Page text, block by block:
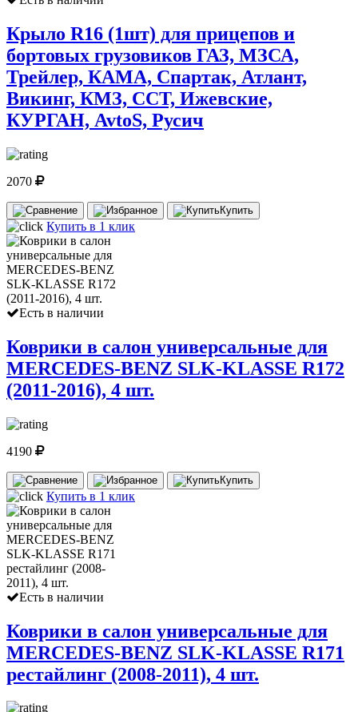
Крыло R16 (1шт) для прицепов и
бортовых грузовиков ГАЗ, МЗСА,
Трейлер, КАМА, Спартак, Атлант,
Викинг, КМЗ, ССТ, Ижевские,
КУРГАН, AvtoS, Русич
2070
Купить
Купить в 1 клик
Есть в наличии
Коврики в салон универсальные для
MERCEDES-BENZ SLK-KLASSE R172
(2011-2016), 4 шт.
4190
Купить
Купить в 1 клик
Есть в наличии
Коврики в салон универсальные для
MERCEDES-BENZ SLK-KLASSE R171
рестайлинг (2008-2011), 4 шт.